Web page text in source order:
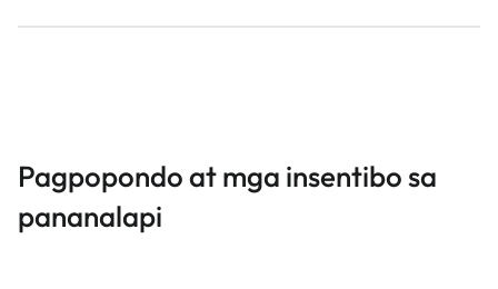
Pagpopondo at mga insentibo sa
pananalapi